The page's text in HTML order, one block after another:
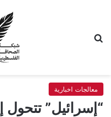
معالجات اخبارية
“إسرائيل” تتحول